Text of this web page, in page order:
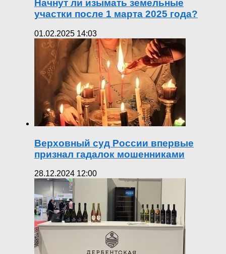
Начнут ли изымать земельные
участки после 1 марта 2025 года?
01.02.2025 14:03
Верховный суд России впервые
признал гадалок мошенниками
28.12.2024 12:00